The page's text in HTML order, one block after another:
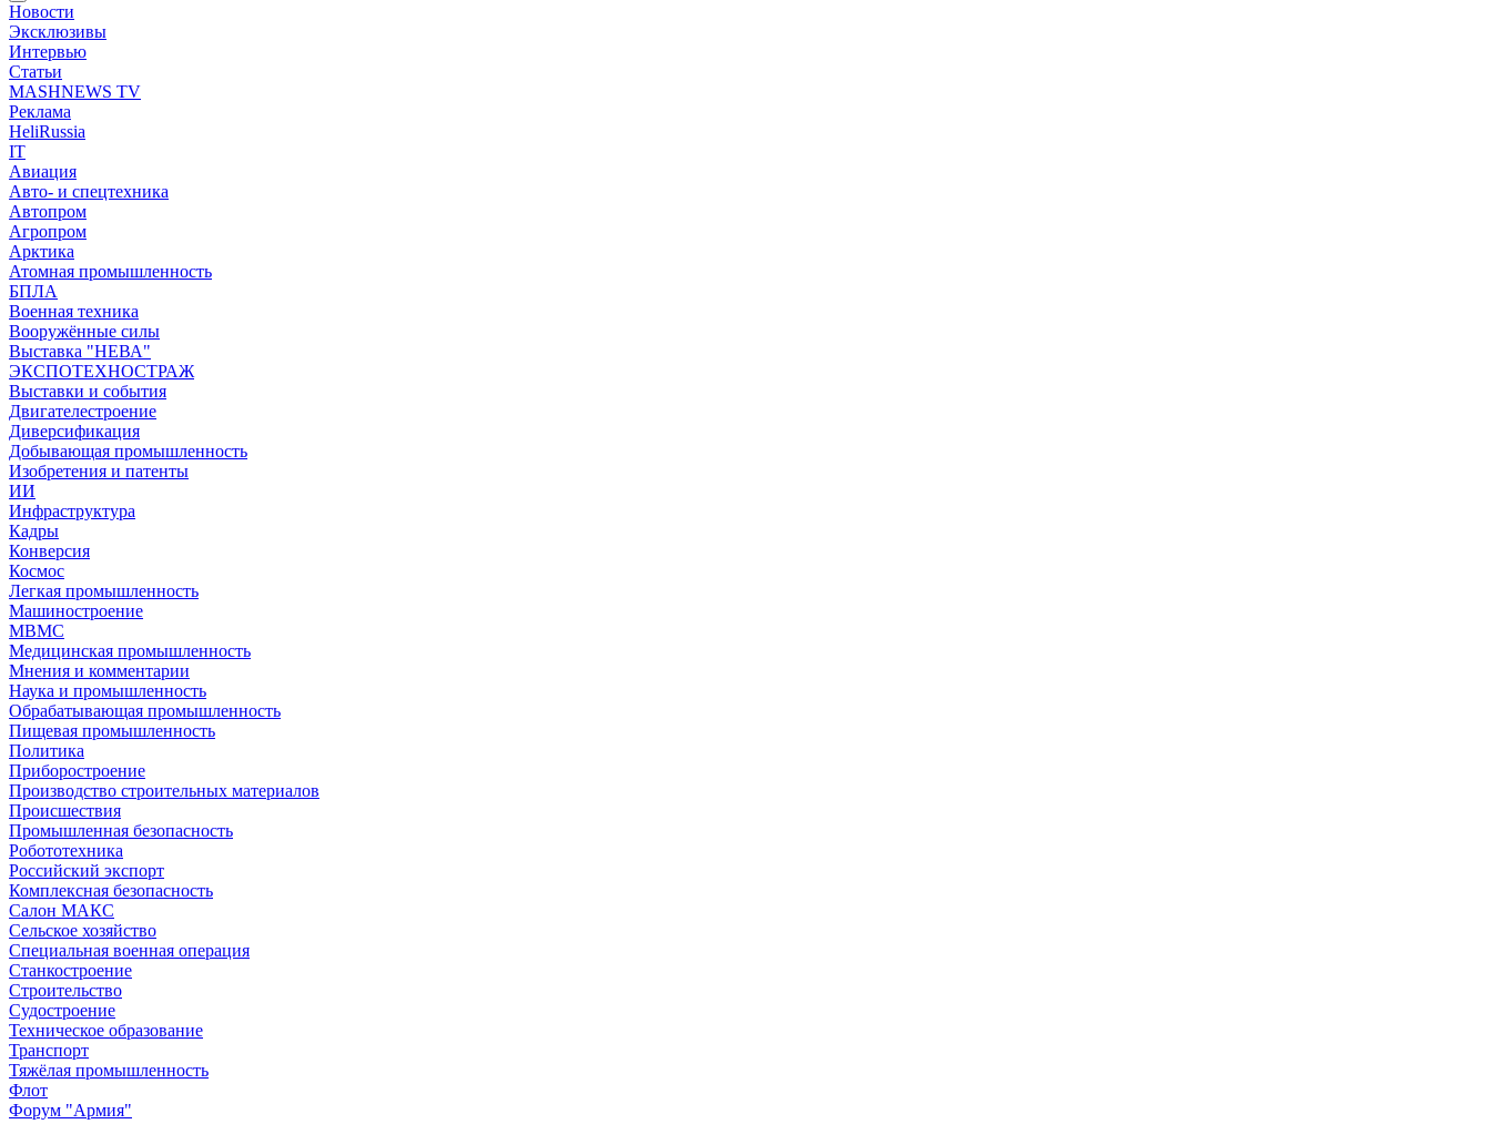
Новости
Эксклюзивы
Интервью
Статьи
MASHNEWS TV
Реклама
HeliRussia
IT
Авиация
Авто- и спецтехника
Автопром
Агропром
Арктика
Атомная промышленность
БПЛА
Военная техника
Вооружённые силы
Выставка "НЕВА"
ЭКСПОТЕХНОСТРАЖ
Выставки и события
Двигателестроение
Диверсификация
Добывающая промышленность
Изобретения и патенты
ИИ
Инфраструктура
Кадры
Конверсия
Космос
Легкая промышленность
Машиностроение
МВМС
Медицинская промышленность
Мнения и комментарии
Наука и промышленность
Обрабатывающая промышленность
Пищевая промышленность
Политика
Приборостроение
Производство строительных материалов
Происшествия
Промышленная безопасность
Робототехника
Российский экспорт
Комплексная безопасность
Салон МАКС
Сельское хозяйство
Специальная военная операция
Станкостроение
Строительство
Судостроение
Техническое образование
Транспорт
Тяжёлая промышленность
Флот
Форум "Армия"